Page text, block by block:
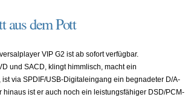
dem Pott
VIP G2 ist ab sofort verfügbar.
und SACD, klingt himmlisch, macht ein
via SPDIF/USB-Digitaleingang ein begnadeter D/A-
hinaus ist er auch noch ein leistungsfähiger DSD/PCM-